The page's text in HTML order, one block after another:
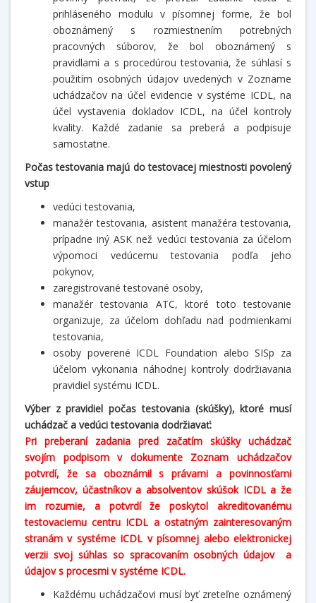
prihláseného modulu v písomnej forme, že bol
oboznámený s rozmiestnením potrebných
pracovných súborov, že bol oboznámený s
pravidlami a s procedúrou testovania, že súhlasí s
použitím osobných údajov uvedených v Zozname
uchádzačov na účel evidencie v systéme ICDL, na
účel vystavenia dokladov ICDL, na účel kontroly
kvality. Každé zadanie sa preberá a podpisuje
samostatne.
Počas testovania majú do testovacej miestnosti povolený
vstup
vedúci testovania,
manažér testovania, asistent manažéra testovania,
prípadne iný ASK než vedúci testovania za účelom
výpomoci vedúcemu testovania podľa jeho
pokynov,
zaregistrované testované osoby,
manažér testovania ATC, ktoré toto testovanie
organizuje, za účelom dohľadu nad podmienkami
testovania,
osoby poverené ICDL Foundation alebo SISp za
účelom vykonania náhodnej kontroly dodržiavania
pravidiel systému ICDL.
Výber z pravidiel počas testovania (skúšky), ktoré musí
uchádzač a vedúci testovania dodržiavať:
Pri preberaní zadania pred začatím skúšky uchádzač
svojím podpisom v dokumente Zoznam uchádzačov
potvrdí, že sa oboznámil s právami a povinnosťami
záujemcov, účastníkov a absolventov skúšok ICDL a že
im rozumie, a potvrdí že poskytol akreditovanému
testovaciemu centru ICDL a ostatným zainteresovaným
stranám v systéme ICDL v písomnej alebo elektronickej
verzii svoj súhlas so spracovaním osobných údajov a
údajov s procesmi v systéme ICDL.
Každému uchádzačovi musí byť zreteľne oznámený